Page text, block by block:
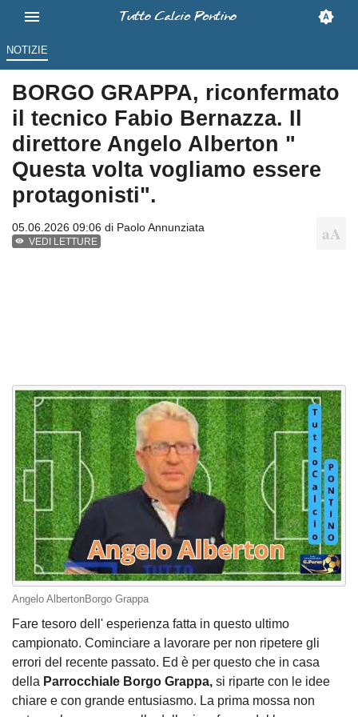
NOTIZIE
BORGO GRAPPA, riconfermato
il tecnico Fabio Bernazza. Il
direttore Angelo Alberton "
Questa volta vogliamo essere
protagonisti".
05.06.2026 09:06 di Paolo Annunziata
VEDI LETTURE
Angelo AlbertonBorgo Grappa
Fare tesoro dell' esperienza fatta in questo ultimo
campionato. Cominciare a lavorare per non ripetere gli
errori del recente passato. Ed è per questo che in casa
della Parrocchiale Borgo Grappa, si riparte con le idee
chiare e con grande entusiasmo. La prima mossa non